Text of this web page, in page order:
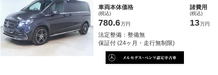
車両本体価格
(税込)
780.6万円
諸費用
(税込)
13万円
法定整備：整備無
保証付 (24ヶ月・走行無制限)